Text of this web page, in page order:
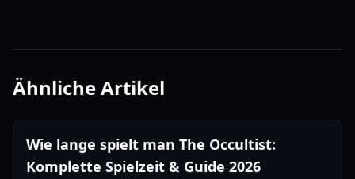
Ähnliche Artikel
Wie lange spielt man The Occultist:
Komplette Spielzeit & Guide 2026